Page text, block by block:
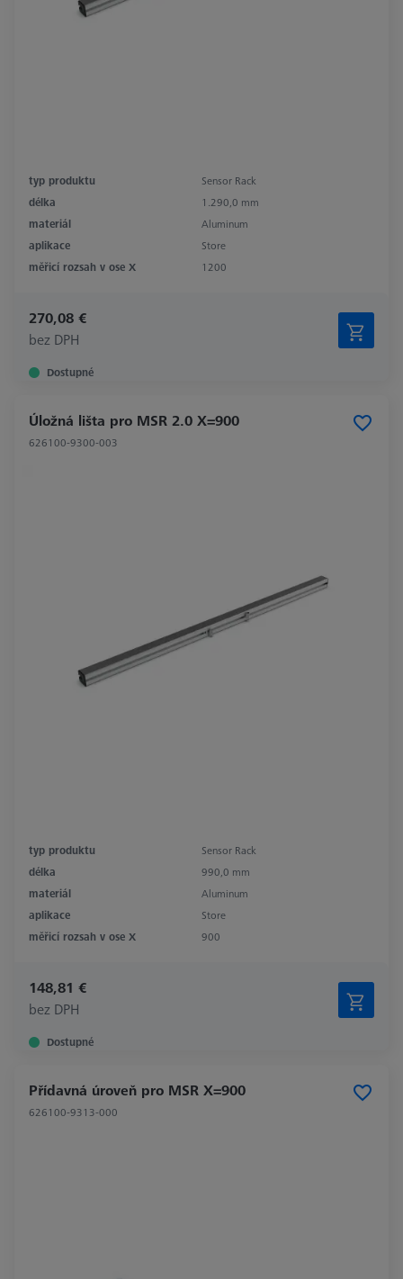
typ produktu
Sensor Rack
délka
1.290,0 mm
materiál
Aluminum
aplikace
Store
měřicí rozsah v ose X
1200
270,08 €
bez DPH
Dostupné
Úložná lišta pro MSR 2.0 X=900
626100-9300-003
typ produktu
Sensor Rack
délka
990,0 mm
materiál
Aluminum
aplikace
Store
měřicí rozsah v ose X
900
148,81 €
bez DPH
Dostupné
Přídavná úroveň pro MSR X=900
626100-9313-000